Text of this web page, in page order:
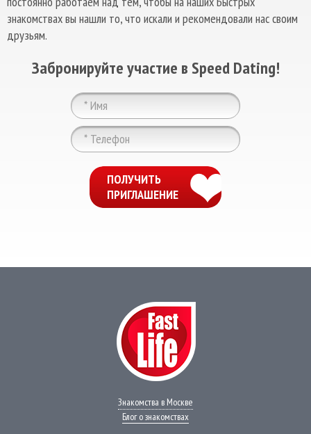
знакомствах вы нашли то, что искали и рекомендовали нас своим
друзьям.
Забронируйте участие в Speed Dating!
ПОЛУЧИТЬ
ПРИГЛАШЕНИЕ
Знакомства в Москве
Блог о знакомствах
ChatApp
online
Мессенджеры
Telegram